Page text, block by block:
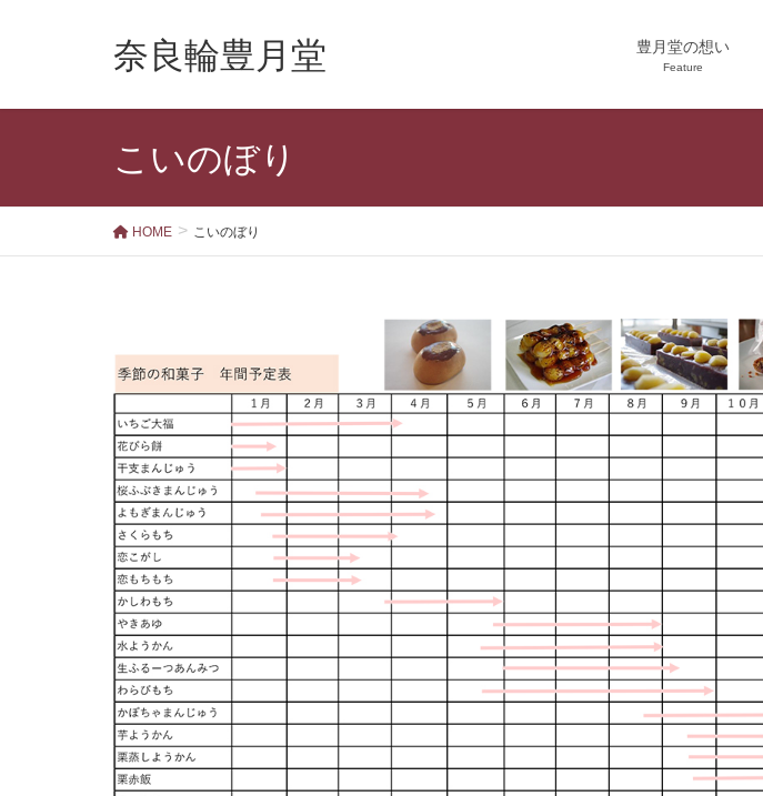
奈良輪豊月堂 豊月堂の想い
Feature
こいのぼり
HOME こいのぼり